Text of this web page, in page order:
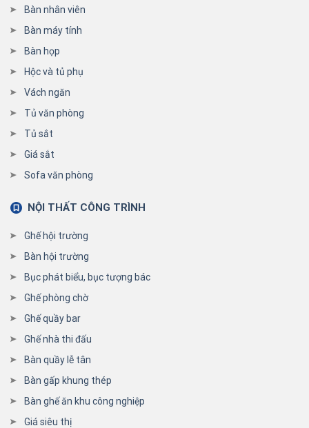
Bàn nhân viên
Bàn máy tính
Bàn họp
Hộc và tủ phụ
Vách ngăn
Tủ văn phòng
Tủ sắt
Giá sắt
Sofa văn phòng
NỘI THẤT CÔNG TRÌNH
Ghế hội trường
Bàn hội trường
Bục phát biểu, bục tượng bác
Ghế phòng chờ
Ghế quầy bar
Ghế nhà thi đấu
Bàn quầy lễ tân
Bàn gấp khung thép
Bàn ghế ăn khu công nghiệp
Giá siêu thị